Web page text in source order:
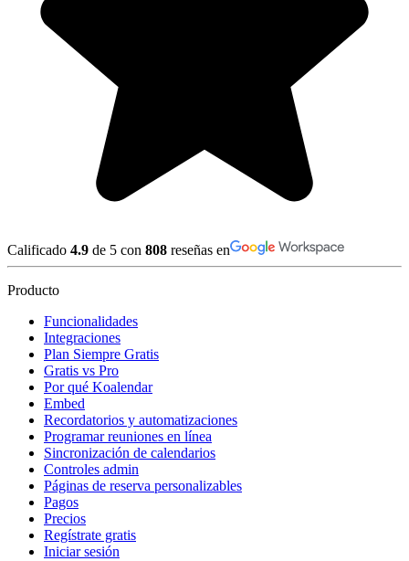
Calificado 4.9 de 5 con 808 reseñas en
Producto
Funcionalidades
Integraciones
Plan Siempre Gratis
Gratis vs Pro
Por qué Koalendar
Embed
Recordatorios y automatizaciones
Programar reuniones en línea
Sincronización de calendarios
Controles admin
Páginas de reserva personalizables
Pagos
Precios
Regístrate gratis
Iniciar sesión